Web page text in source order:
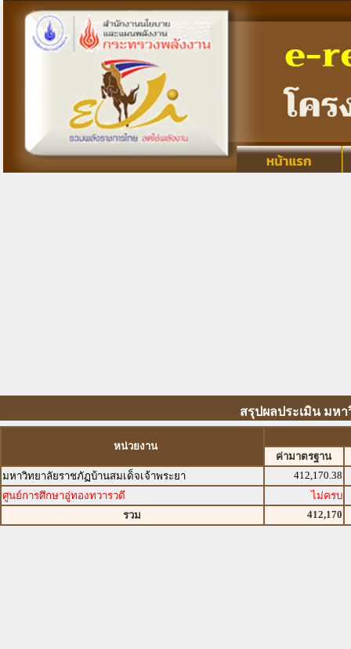
สรุปผลประเมิน มห
หน่วยงาน
ค่ามาตรฐาน
มหาวิทยาลัยราชภัฏบ้านสมเด็จเจ้าพระยา
412,170.38
ศูนย์การศึกษาอู่ทองทวารวดี
ไม่ครบ
รวม
412,170